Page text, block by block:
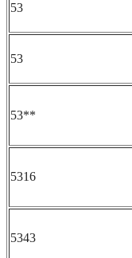
53
53
53**
5316
5343